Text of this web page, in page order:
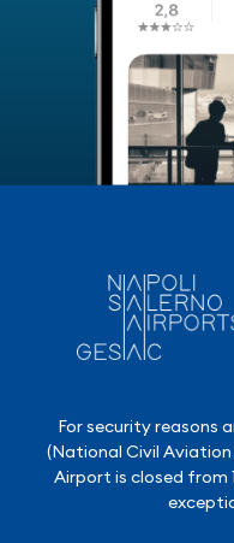
For security reasons
(National Civil
Airport is closed